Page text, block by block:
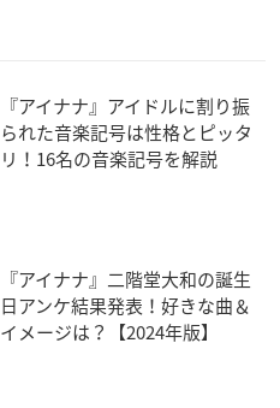
『アイナナ』アイドルに割り振
られた音楽記号は性格とピッタ
リ！16名の音楽記号を解説
『アイナナ』二階堂大和の誕生
日アンケ結果発表！好きな曲＆
イメージは？【2024年版】